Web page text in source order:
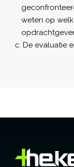
weten op
De evaluatie